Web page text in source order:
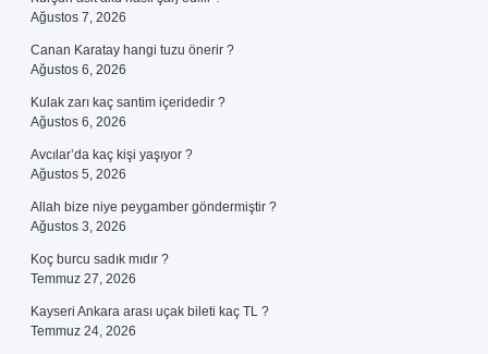
Ağustos 7, 2026
Canan Karatay hangi tuzu önerir ?
Ağustos 6, 2026
Kulak zarı kaç santim içeridedir ?
Ağustos 6, 2026
Avcılar’da kaç kişi yaşıyor ?
Ağustos 5, 2026
Allah bize niye peygamber göndermiştir ?
Ağustos 3, 2026
Koç burcu sadık mıdır ?
Temmuz 27, 2026
Kayseri Ankara arası uçak bileti kaç TL ?
Temmuz 24, 2026